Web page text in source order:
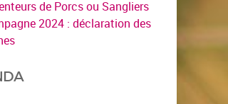
de Porcs ou Sangliers
2024 : déclaration des